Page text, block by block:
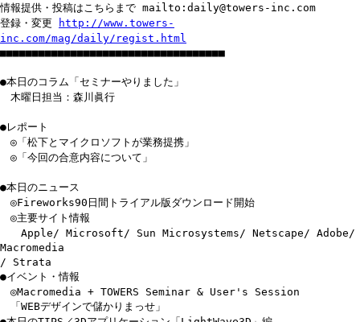
情報提供・投稿はこちらまで mailto:daily@towers-inc.com
登録・変更
http://www.towers-
inc.com/mag/daily/regist.html
■■■■■■■■■■■■■■■■■■■■■■■■■■■■■■■■■■■
●本日のコラム「セミナーやりました」
木曜日担当：森川眞行
●レポート
◎「松下とマイクロソフトが業務提携」
◎「今回の合意内容について」
●本日のニュース
◎Fireworks90日間トライアル版ダウンロード開始
◎主要サイト情報
Apple/ Microsoft/ Sun Microsystems/ Netscape/ Adobe/
Macromedia
/ Strata
●イベント・情報
◎Macromedia + TOWERS Seminar & User's Session
「WEBデザインで儲かりまっせ」